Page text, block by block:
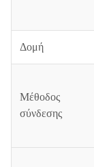
Δομή
Μέθοδος
σύνδεσης